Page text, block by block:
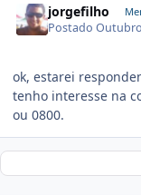
jorgefilho
Postado
ok, estarei
tenho interesse na
ou 0800.